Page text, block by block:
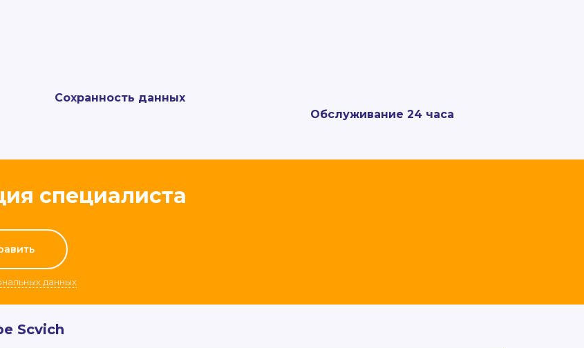
Сохранность данных
Обслуживание 24 часа
специалиста
данных
Scvich